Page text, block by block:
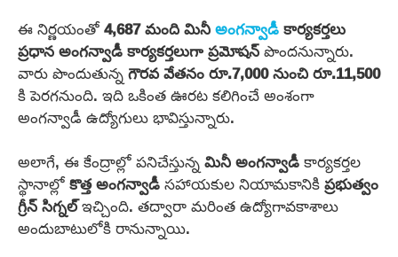
ఈ నిర్ణయంతో4,687 మంది మినీఅంగన్వాడీకార్యకర్తలు
ప్రధాన అంగన్వాడీ కార్యకర్తలుగాప్రమోషన్పొందనున్నారు.
వారు పొందుతున్నగౌరవ వేతనం రూ.7,000 నుంచి రూ.11,500
కి పెరగనుంది. ఇది ఒకింత ఊరట కలిగించే అంశంగా
అంగన్వాడీ ఉద్యోగులు భావిస్తున్నారు.
అలాగే, ఈ కేంద్రాల్లో పనిచేస్తున్నమినీ అంగన్వాడీకార్యకర్తల
స్థానాల్లోకొత్త అంగన్వాడీసహాయకుల నియామకానికిప్రభుత్వం
గ్రీన్ సిగ్నల్ఇచ్చింది. తద్వారా మరింత ఉద్యోగావకాశాలు
అందుబాటులోకి రానున్నాయి.